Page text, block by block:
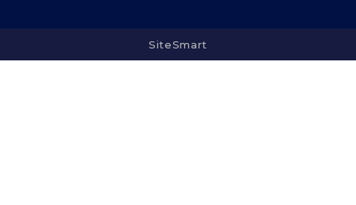
SiteSmart